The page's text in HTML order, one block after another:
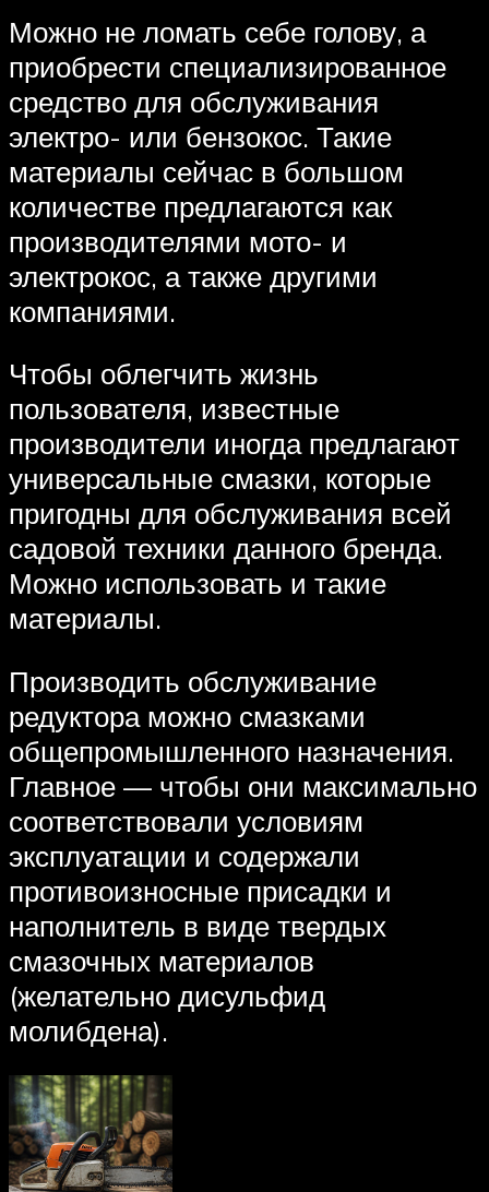
Можно не ломать себе голову, а
приобрести специализированное
средство для обслуживания
электро- или бензокос. Такие
материалы сейчас в большом
количестве предлагаются как
производителями мото- и
электрокос, а также другими
компаниями.
Чтобы облегчить жизнь
пользователя, известные
производители иногда предлагают
универсальные смазки, которые
пригодны для обслуживания всей
садовой техники данного бренда.
Можно использовать и такие
материалы.
Производить обслуживание
редуктора можно смазками
общепромышленного назначения.
Главное — чтобы они максимально
соответствовали условиям
эксплуатации и содержали
противоизносные присадки и
наполнитель в виде твердых
смазочных материалов
(желательно дисульфид
молибдена).